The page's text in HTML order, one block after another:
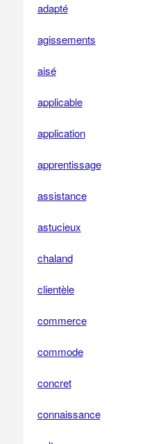
adapté
agissements
aisé
applicable
application
apprentissage
assistance
astucieux
chaland
clientèle
commerce
commode
concret
connaissance